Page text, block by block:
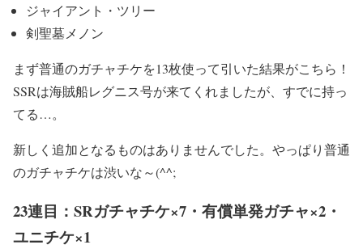
ジャイアント・ツリー
剣聖墓メノン
まず普通のガチャチケを13枚使って引いた結果がこちら！
SSRは海賊船レグニス号が来てくれましたが、すでに持っ
てる…。
新しく追加となるものはありませんでした。やっぱり普通
のガチャチケは渋いな～(^^;
23連目：SRガチャチケ×7・有償単発ガチャ×2・
ユニチケ×1